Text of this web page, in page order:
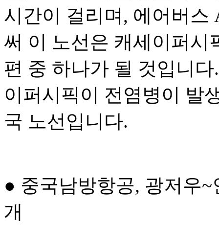
시간이 걸리며, 에어버스
써 이 노선은 캐세이퍼시
편 중 하나가 될 것입니
이퍼시픽이 전염병이 발
국 노선입니다.
● 중국남방항공, 광저우
개